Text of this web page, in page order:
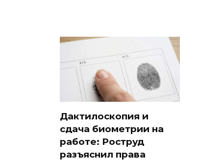
Дактилоскопия и
сдача биометрии на
работе: Роструд
разъяснил права